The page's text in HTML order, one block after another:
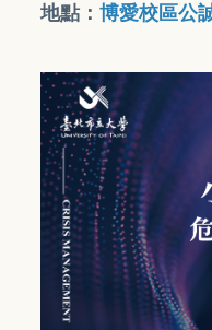
地點： 博愛校區公